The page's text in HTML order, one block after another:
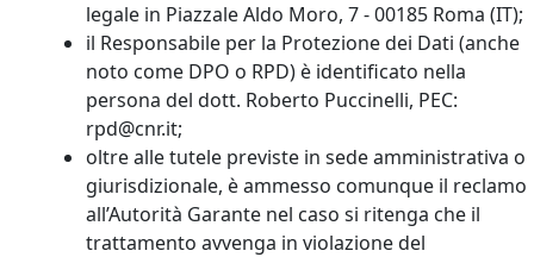
legale in Piazzale Aldo Moro, 7 - 00185 Roma (IT);
il Responsabile per la Protezione dei Dati (anche
noto come DPO o RPD) è identificato nella
persona del dott. Roberto Puccinelli, PEC:
rpd@cnr.it;
oltre alle tutele previste in sede amministrativa o
giurisdizionale, è ammesso comunque il reclamo
all’Autorità Garante nel caso si ritenga che il
trattamento avvenga in violazione del